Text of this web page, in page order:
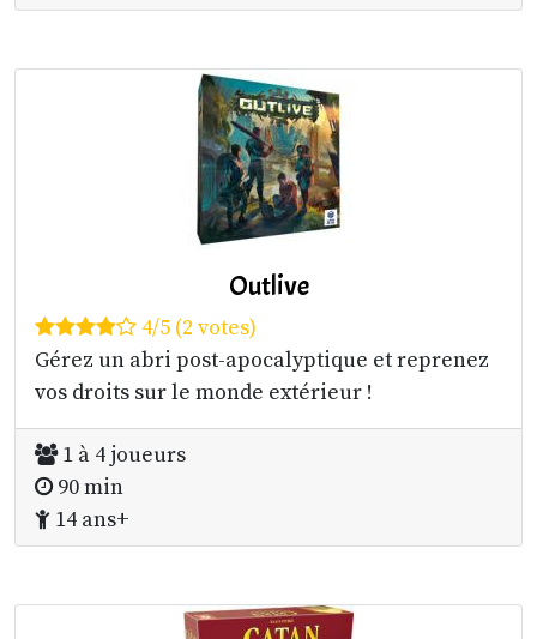
Outlive
4/5 (2 votes)
Gérez un abri post-apocalyptique et reprenez
vos droits sur le monde extérieur !
1 à 4 joueurs
90 min
14 ans+